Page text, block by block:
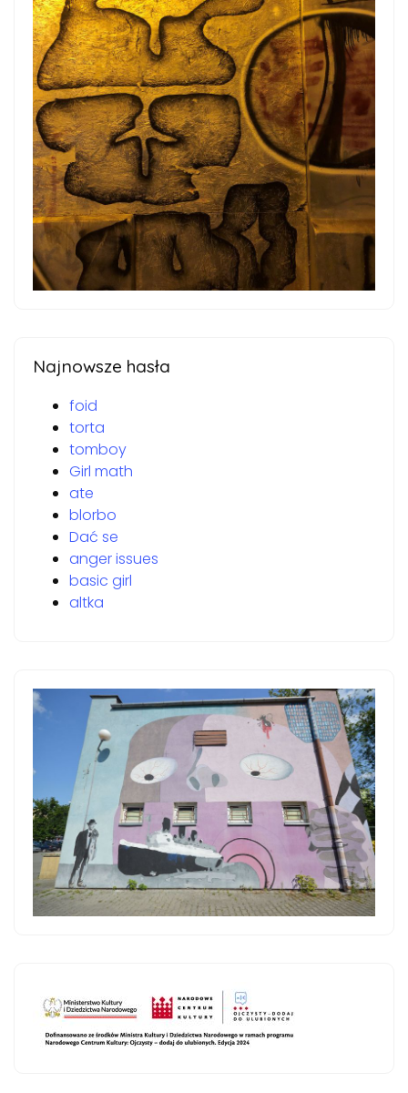
Najnowsze hasła
foid
torta
tomboy
Girl math
ate
blorbo
Dać se
anger issues
basic girl
altka